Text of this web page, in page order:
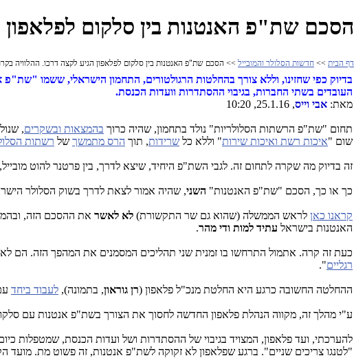
הסכם שת"פ האנטנות בין סלקום לפלאפון
דף הבית >> חדשות הסלולר והמובייל >> הסכם שת"פ האנטנות בין סלקום לפלאפון הגיע לקצה דרכו. ההלוויה
בדיוק כפי שחזינו, וללא צורך בהחלטות הרגולטורים, התחמון הישראלי, ששמו
העובדים בשתי החברות, בגיבוי ההסתדרות וועדות הכנסת.
מאת: אבי וייס, 25.1.16, 10:20
תחום "שת"פ הרשתות הסלולריות" נולד בתחמון, שהיה כרוך בהמצאות ובשקרים,
שום "איכות רשת ואיכות שירות" וללא כל שרידות, תוך הרס מתמשך של רשתות
זה בדיוק מה שקרה לתחום זה. לגבי השת"פ היחיד, שיצא לדרך, בין פרטנר להוט
כך או כך, הסכם "שת"פ האנטנות" השני, שהיה אמור לצאת לדרך בשוק הסלולר
קראנו כאן לראש הממשלה (שהוא גם שר התקשורת) לא לאשר את ההסכם הזה,
האנטנות בישראל עתיד למות ודי מהר.
כעת זה קרה. אתמול התרחשו בו זמנית שני תהליכים המסמנים את המהפך הזה. הם לא
רגליים".
ההחלטה החשובה כרגע היא החלטת מנכ"ל פלאפון (רן גוראון, בתמונה), לעבוד ביחד
ע"י מהלך זה, מקווה הנהלת פלאפון החדשה לחסוך את הצורך בשת"פ אנטנות עם
להערכתי, ועד פלאפון, המצויד בגיבוי של ההסתדרות ושל ועדות הכנסת, שמטפלות
"לטנגו צריכים שניים". ברגע שפלאפון לא זקוקה לשת"פ אנטנות, זה פשוט מת. מועד